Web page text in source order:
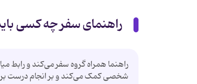
راهنمای سفر چه کسی
راهنما همراه گروه سفر می‌کند و رابط
شخصی کمک می‌کند و بر انجام درست